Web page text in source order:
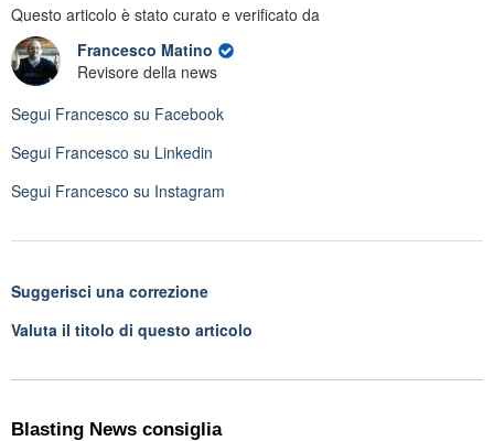
Questo articolo è stato curato e verificato da
Francesco Matino
Revisore della news
Segui Francesco su Facebook
Segui Francesco su Linkedin
Segui Francesco su Instagram
Suggerisci una correzione
Valuta il titolo di questo articolo
Blasting News consiglia